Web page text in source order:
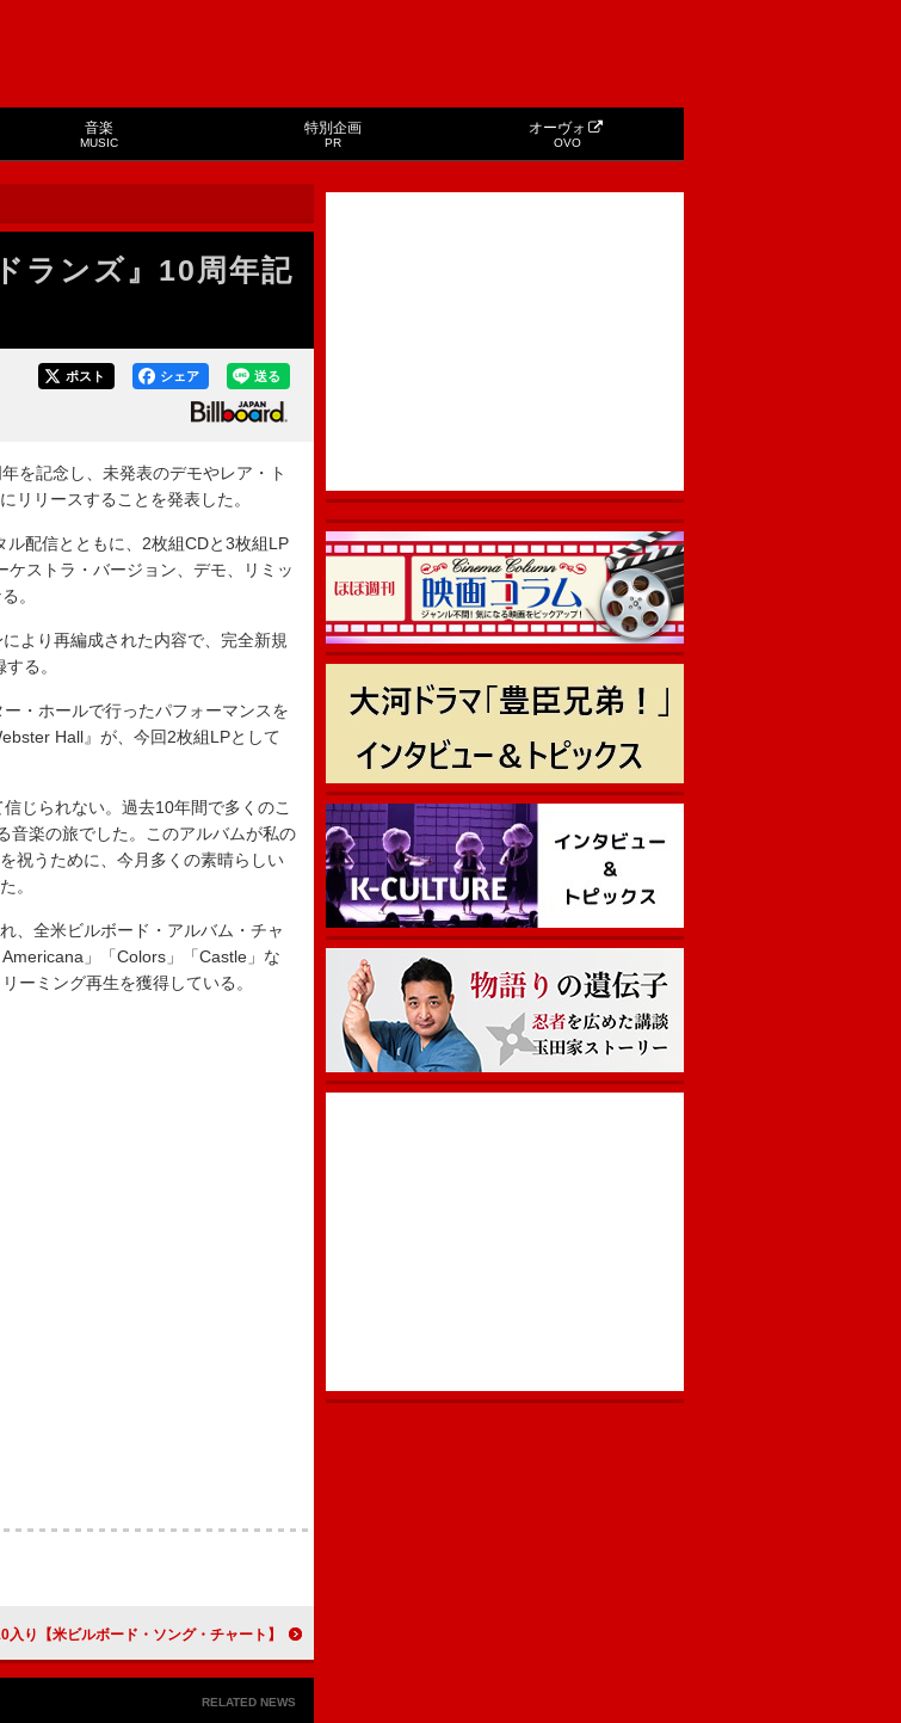
音楽
MUSIC
特別企画
PR
オーヴォ
OVO
ランズ』10周年記
送る
シェア
ポスト
を記念し、未発表のデモやレア・ト
リリースすることを発表した。
配信とともに、2枚組CDと3枚組LP
ストラ・バージョン、デモ、リミッ
。
より再編成された内容で、完全新規
る。
・ホールで行ったパフォーマンスを
Hall』が、今回2枚組LPとして
じられない。過去10年間で多くのこ
音楽の旅でした。このアルバムが私の
祝うために、今月多くの素晴らしい
。
、全米ビルボード・アルバム・チャ
」「Colors」「Castle」な
ーミング再生を獲得している。
【米ビルボード・ソング・チャート】アレックス・ウォーレン「オーディナリー」9週目の首位、Saja BoysがTOP10入り
RELATED NEWS